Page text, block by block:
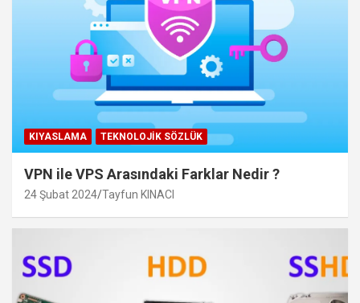
KIYASLAMA TEKNOLOJIK SÖZLÜK
VPN ile VPS Arasındaki Farklar Nedir ?
24 Şubat 2024 Tayfun KINACI